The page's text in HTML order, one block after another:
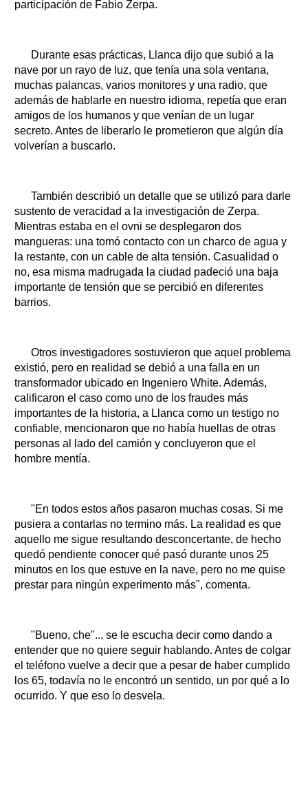
participación de Fabio Zerpa.
Durante esas prácticas, Llanca dijo que subió a la
nave por un rayo de luz, que tenía una sola ventana,
muchas palancas, varios monitores y una radio, que
además de hablarle en nuestro idioma, repetía que eran
amigos de los humanos y que venían de un lugar
secreto. Antes de liberarlo le prometieron que algún día
volverían a buscarlo.
También describió un detalle que se utilizó para darle
sustento de veracidad a la investigación de Zerpa.
Mientras estaba en el ovni se desplegaron dos
mangueras: una tomó contacto con un charco de agua y
la restante, con un cable de alta tensión. Casualidad o
no, esa misma madrugada la ciudad padeció una baja
importante de tensión que se percibió en diferentes
barrios.
Otros investigadores sostuvieron que aquel problema
existió, pero en realidad se debió a una falla en un
transformador ubicado en Ingeniero White. Además,
calificaron el caso como uno de los fraudes más
importantes de la historia, a Llanca como un testigo no
confiable, mencionaron que no había huellas de otras
personas al lado del camión y concluyeron que el
hombre mentía.
"En todos estos años pasaron muchas cosas. Si me
pusiera a contarlas no termino más. La realidad es que
aquello me sigue resultando desconcertante, de hecho
quedó pendiente conocer qué pasó durante unos 25
minutos en los que estuve en la nave, pero no me quise
prestar para ningún experimento más", comenta.
"Bueno, che"... se le escucha decir como dando a
entender que no quiere seguir hablando. Antes de colgar
el teléfono vuelve a decir que a pesar de haber cumplido
los 65, todavía no le encontró un sentido, un por qué a lo
ocurrido. Y que eso lo desvela.